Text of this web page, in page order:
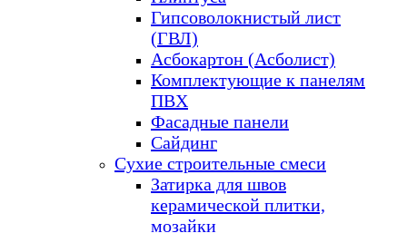
Гипсоволокнистый лист
(ГВЛ)
Асбокартон (Асболист)
Комплектующие к панелям
ПВХ
Фасадные панели
Сайдинг
Сухие строительные смеси
Затирка для швов
керамической плитки,
мозайки